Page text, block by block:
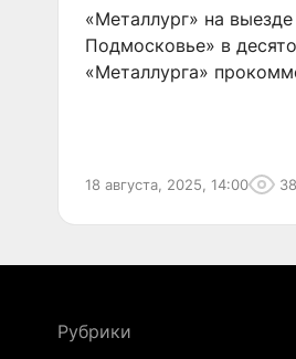
«Металлург» на
Подмосковье» в
«Металлурга»
18 августа, 2025, 14:00 38
Рубрики